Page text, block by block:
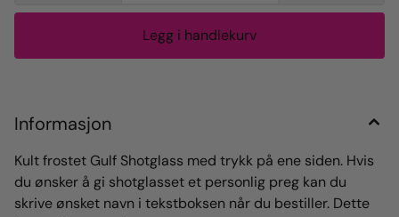
Informasjon
Kult frostet Gulf Shotglass med trykk på ene siden. Hvis
du ønsker å gi shotglasset et personlig preg kan du
skrive ønsket navn i tekstboksen når du bestiller. Dette